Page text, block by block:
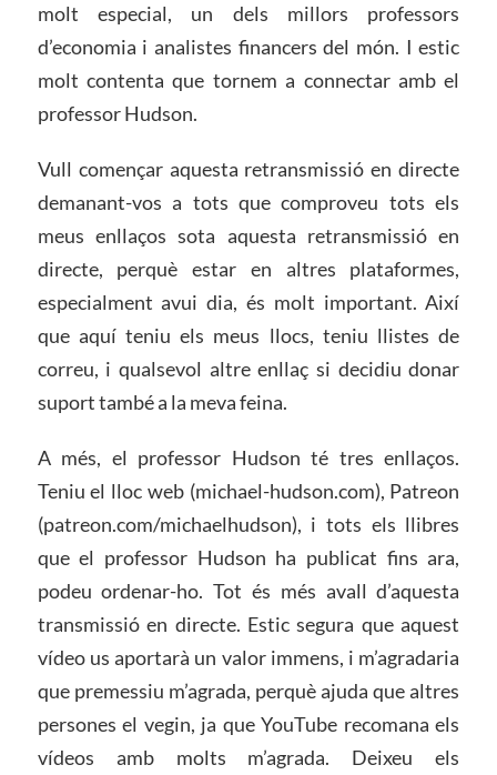
molt especial, un dels millors professors
d’economia i analistes financers del món. I estic
molt contenta que tornem a connectar amb el
professor Hudson.
Vull començar aquesta retransmissió en directe
demanant-vos a tots que comproveu tots els
meus enllaços sota aquesta retransmissió en
directe, perquè estar en altres plataformes,
especialment avui dia, és molt important. Així
que aquí teniu els meus llocs, teniu llistes de
correu, i qualsevol altre enllaç si decidiu donar
suport també a la meva feina.
A més, el professor Hudson té tres enllaços.
Teniu el lloc web (michael-hudson.com), Patreon
(patreon.com/michaelhudson), i tots els llibres
que el professor Hudson ha publicat fins ara,
podeu ordenar-ho. Tot és més avall d’aquesta
transmissió en directe. Estic segura que aquest
vídeo us aportarà un valor immens, i m’agradaria
que premessiu m’agrada, perquè ajuda que altres
persones el vegin, ja que YouTube recomana els
vídeos amb molts m’agrada. Deixeu els